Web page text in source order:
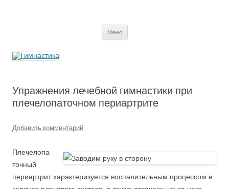
Меню
Упражнения лечебной гимнастики при
плечелопаточном периартрите
Добавить комментарий
Плечелопа
точный
периартрит характеризуется воспалительным процессом в